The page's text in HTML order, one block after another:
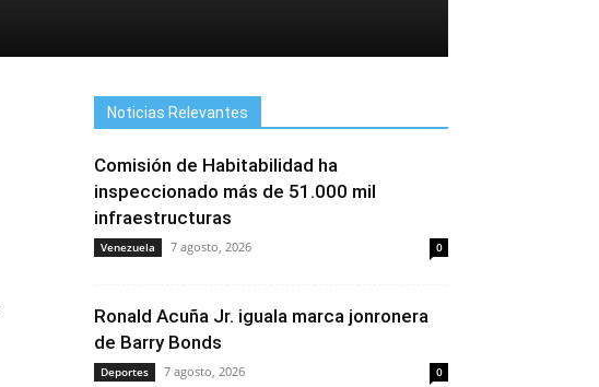
Noticias Relevantes
Comisión de Habitabilidad ha
inspeccionado más de 51.000 mil
infraestructuras
Venezuela 7 agosto, 2026 0
Ronald Acuña Jr. iguala marca jonronera
de Barry Bonds
Deportes 7 agosto, 2026 0